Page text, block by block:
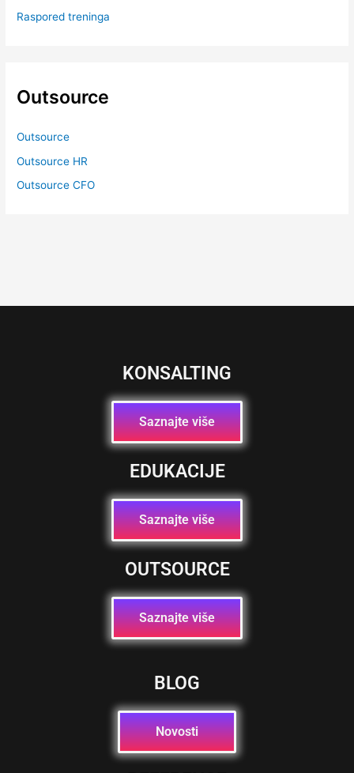
Raspored treninga
Outsource
Outsource
Outsource HR
Outsource CFO
KONSALTING
Saznajte više
EDUKACIJE
Saznajte više
OUTSOURCE
Saznajte više
BLOG
Novosti